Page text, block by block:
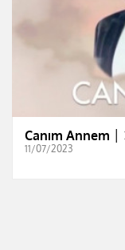
Canım Annem │
11/07/2023